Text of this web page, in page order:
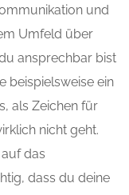
und
Umfeld über
ansprechbar bist
beispielsweise ein
als Zeichen für
nicht geht.
auf das
dass du deine